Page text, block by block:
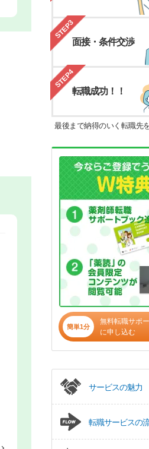
STEP3
面接・条件交渉
STEP4
転職成功！！
最後まで納得のいく転職先
簡単1分
無料転職サポ
に申し込む
サービスの魅力
転職サービスの